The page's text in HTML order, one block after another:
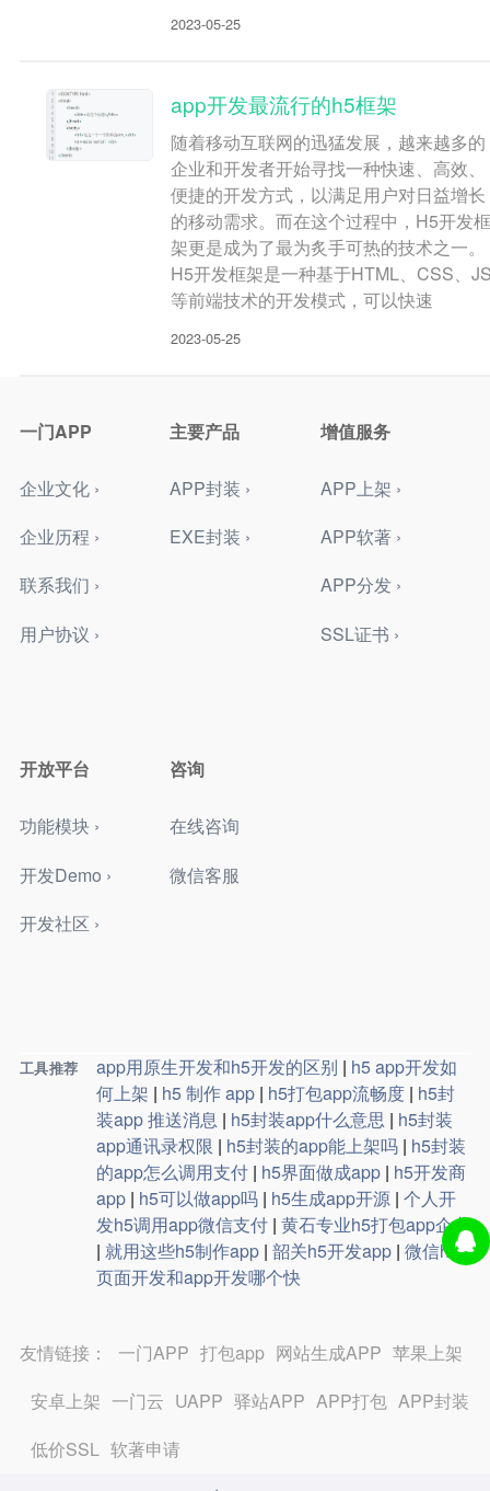
2023-05-25
app开发最流行的h5框架
随着移动互联网的迅猛发展，越来越多的
企业和开发者开始寻找一种快速、高效、
便捷的开发方式，以满足用户对日益增长
的移动需求。而在这个过程中，H5开发框
架更是成为了最为炙手可热的技术之一。
H5开发框架是一种基于HTML、CSS、
等前端技术的开发模式，可以快速
2023-05-25
一门APP
企业文化 ›
企业历程 ›
联系我们 ›
用户协议 ›
主要产品
APP封装 ›
EXE封装 ›
增值服务
APP上架 ›
APP软著 ›
APP分发 ›
SSL证书 ›
开放平台
功能模块 ›
开发Demo ›
开发社区 ›
咨询
在线咨询
微信客服
工具推荐 app用原生开发和h5开发的区别 | h5 app开发如
何上架 | h5 制作 app | h5打包app流畅度 | h5封
装app 推送消息 | h5封装app什么意思 | h5封装
app通讯录权限 | h5封装的app能上架吗 | h5封装
的app怎么调用支付 | h5界面做成app | h5开发商
app | h5可以做app吗 | h5生成app开源 | 个人开
发h5调用app微信支付 | 黄石专业h5打包app企业
| 就用这些h5制作app | 韶关h5开发app | 微信h5
页面开发和app开发哪个快
友情链接： 一门APP 打包app 网站生成APP 苹果上架
安卓上架 一门云 UAPP 驿站APP APP打包 APP封装
低价SSL 软著申请